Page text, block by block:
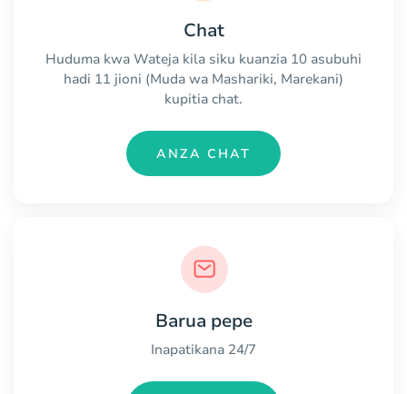
Chat
Huduma kwa Wateja kila siku kuanzia 10 asubuhi
hadi 11 jioni (Muda wa Mashariki, Marekani)
kupitia chat.
ANZA CHAT
Barua pepe
Inapatikana 24/7